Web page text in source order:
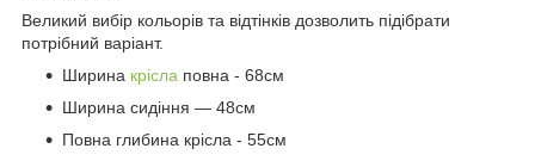
Великий вибір кольорів та відтінків дозволить підібрати
потрібний варіант.
Ширина крісла повна - 68см
Ширина сидіння — 48см
Повна глибина крісла - 55см